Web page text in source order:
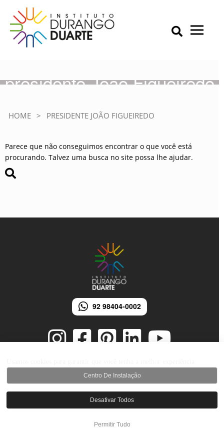
content
IDD – Instituto Durango Duarte
Instituto Durango Duarte
Primary Menu
presidente João Figueiredo
HOME > PRESIDENTE JOÃO FIGUEIREDO
Parece que não conseguimos encontrar o que você está
procurando. Talvez uma busca no site possa lhe ajudar.
92 98404-0002
© 2026 Instituto Durango Duarte - Todos os direitos reservados.
Desenvolvido por iMarketing Agência Digital
Centro De Instalação
Desativar Todos
Permitir Tudo